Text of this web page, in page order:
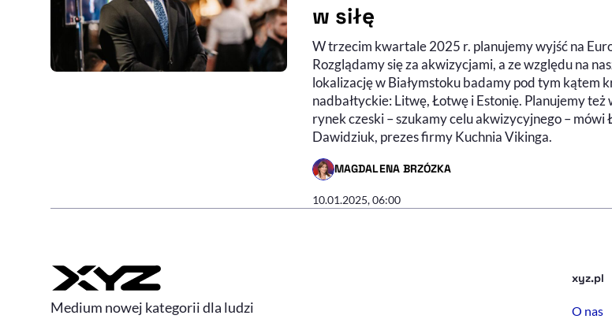
w siłę
W trzecim kwartale 2025 r. planujemy wyjść na
Rozglądamy się za akwizycjami, a ze względu na
lokalizację w Białymstoku badamy pod tym kątem
nadbałtyckie: Litwę, Łotwę i Estonię. Planujemy też
rynek czeski – szukamy celu akwizycyjnego – mówi
Dawidziuk, prezes firmy Kuchnia Vikinga.
MAGDALENA BRZÓZKA
- AUTOR ARTYKUŁU - PROFIL
10.01.2025, 06:00
Medium nowej kategorii dla ludzi
xyz.pl
O nas